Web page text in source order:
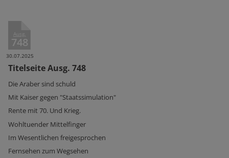
Ausg.
748
30.07.2025
Titelseite Ausg. 748
Die Araber sind schuld
Mit Kaiser gegen "Staatssimulation"
Rente mit 70. Und Krieg.
Wohltuender Mittelfinger
Im Wesentlichen freigesprochen
Fernsehen zum Wegsehen